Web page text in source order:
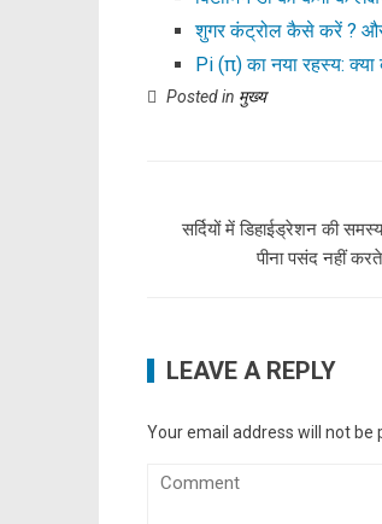
शुगर कंट्रोल कैसे करें ? और
Pi (π) का नया रहस्य: क्या
Posted in मुख्य
सर्दियों में डिहाईड्रेशन की
पीना पसंद नहीं
LEAVE A REPLY
Your email address will not be